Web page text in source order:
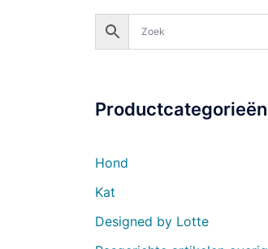
Productcategorieën
Hond
Kat
Designed by Lotte